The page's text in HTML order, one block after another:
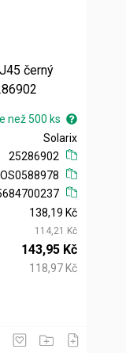
černý
než 500 ks
Solarix
25286902
138,19 Kč
114,21 Kč
143,95 Kč
118,97 Kč
košíku